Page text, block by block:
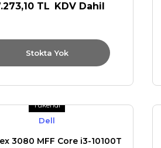
TL KDV Dahil
Stokta Yok
Tükendi
Dell
3080 MFF Core i3-10100T